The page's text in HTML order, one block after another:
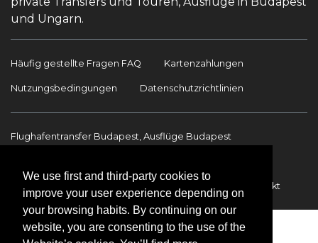
We use first and third-party cookies to
improve your user experience depending on
your browsing habits. By continuing on our
website, you are consenting to the use of the
und Ungarn.
Häufig gestellte Fragen FAQ Kartenzahlungen
Nutzungsbedingungen Datenschutzrichtlinien
Flughafentransfer Budapest, Ausflüge Budapest
Flughafentransfer Internationale Transfers Kontakt